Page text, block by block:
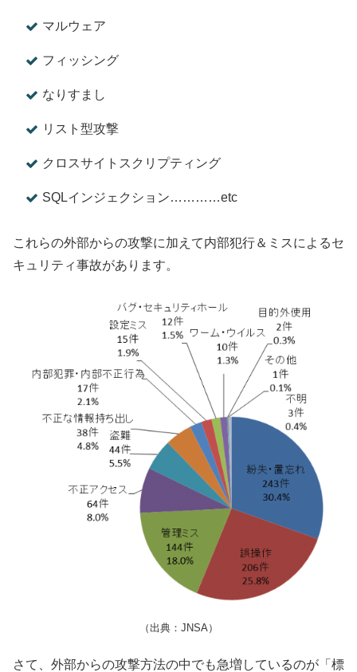
マルウェア
フィッシング
なりすまし
リスト型攻撃
クロスサイトスクリプティング
SQLインジェクション…………etc
これらの外部からの攻撃に加えて内部犯行＆ミスによるセ
キュリティ事故があります。
（出典：JNSA）
さて、外部からの攻撃方法の中でも急増しているのが「標